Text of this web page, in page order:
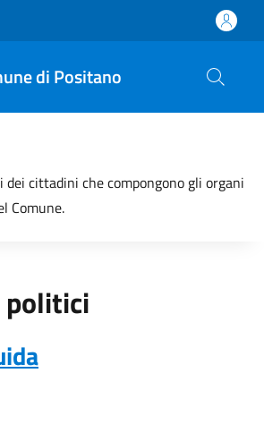
di Positano
cittadini che compongono gli organi
Comune.
politici